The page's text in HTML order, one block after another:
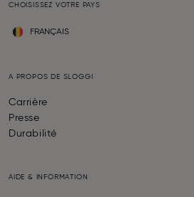
CHOISISSEZ VOTRE PAYS
FRANÇAIS
A PROPOS DE SLOGGI
Carrière
Presse
Durabilité
AIDE & INFORMATION